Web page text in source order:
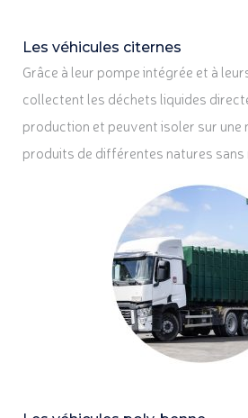
Les véhicules citernes
Grâce à leur pompe intégrée et à
collectent les déchets liquides
production et peuvent isoler sur une
produits de différentes natures sans